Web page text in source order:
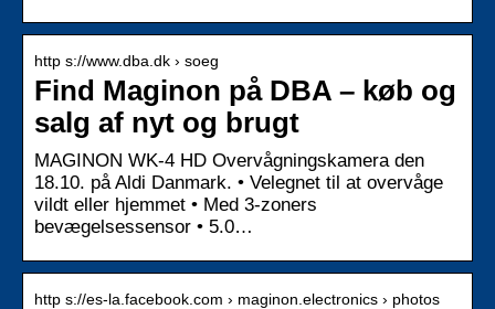
http s://www.dba.dk › soeg
Find Maginon på DBA – køb og
salg af nyt og brugt
MAGINON WK-4 HD Overvågningskamera den
18.10. på Aldi Danmark. • Velegnet til at overvåge
vildt eller hjemmet • Med 3-zoners
bevægelsessensor • 5.0…
http s://es-la.facebook.com › maginon.electronics › photos